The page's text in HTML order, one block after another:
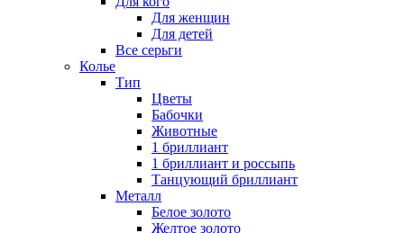
Для женщин
Для детей
Все серьги
Колье
Тип
Цветы
Бабочки
Животные
1 бриллиант
1 бриллиант и россыпь
Танцующий бриллиант
Металл
Белое золото
Желтое золото